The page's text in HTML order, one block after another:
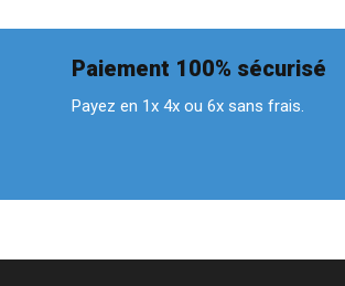
Paiement 100% sécurisé
Payez en 1x 4x ou 6x sans frais.